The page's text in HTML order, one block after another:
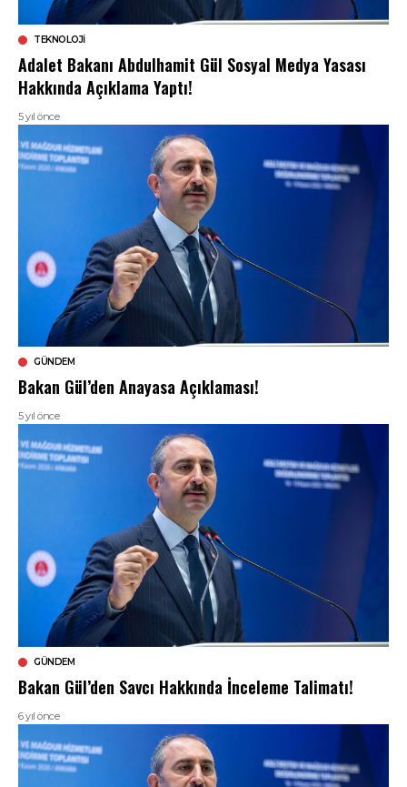
TEKNOLOJI
Adalet Bakanı Abdulhamit Gül Sosyal Medya Yasası
Hakkında Açıklama Yaptı!
5 yıl önce
GÜNDEM
Bakan Gül’den Anayasa Açıklaması!
5 yıl önce
GÜNDEM
Bakan Gül’den Savcı Hakkında İnceleme Talimatı!
6 yıl önce